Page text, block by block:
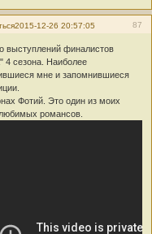
87
2015-12-26 20:57:05
выступлений финалистов
4 сезона. Наиболее
мне и запомнившиеся
Фотий. Это один из моих
романсов.